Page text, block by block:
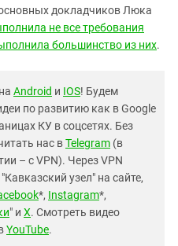
докладчиков Люка
не все требования
большинство из них.
Android и IOS! Будем
по развитию как в Google
КУ в соцсетях. Без
нас вTelegram (в
– с VPN). Через VPN
узел" на сайте,
*, Instagram*,
" и X. Смотреть видео
YouTube.